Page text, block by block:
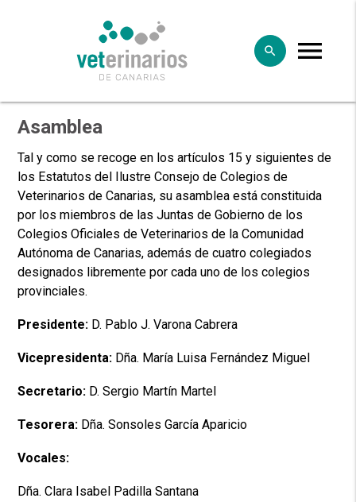
search menu
clear
search
Asamblea
Tal y como se recoge en los artículos 15 y siguientes de
los Estatutos del Ilustre Consejo de Colegios de
Veterinarios de Canarias, su asamblea está constituida
por los miembros de las Juntas de Gobierno de los
Colegios Oficiales de Veterinarios de la Comunidad
Autónoma de Canarias, además de cuatro colegiados
designados libremente por cada uno de los colegios
provinciales.
Presidente: D. Pablo J. Varona Cabrera
Vicepresidenta: Dña. María Luisa Fernández Miguel
Secretario: D. Sergio Martín Martel
Tesorera: Dña. Sonsoles García Aparicio
Vocales:
Dña. Clara Isabel Padilla Santana